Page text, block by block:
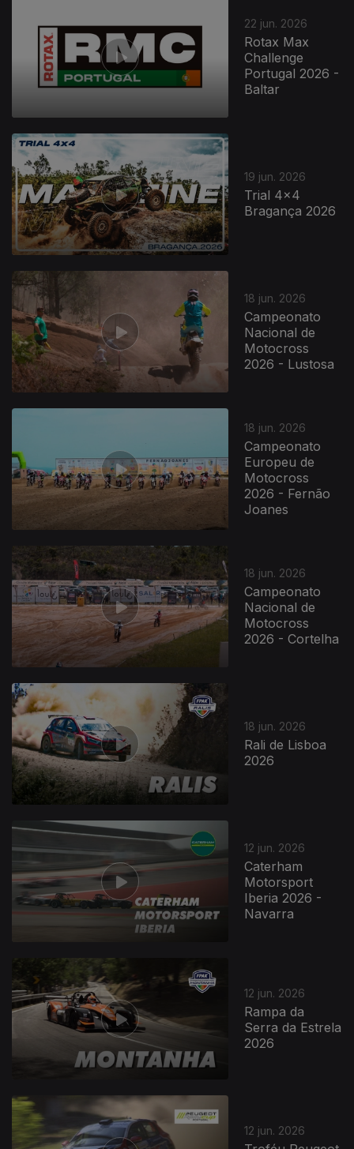
22 jun. 2026
Rotax Max
Challenge
Portugal 2026 -
Baltar
19 jun. 2026
Trial 4x4
Bragança 2026
18 jun. 2026
Campeonato
Nacional de
Motocross
2026 - Lustosa
18 jun. 2026
Campeonato
Europeu de
Motocross
2026 - Fernão
Joanes
18 jun. 2026
Campeonato
Nacional de
Motocross
2026 - Cortelha
18 jun. 2026
Rali de Lisboa
2026
12 jun. 2026
Caterham
Motorsport
Iberia 2026 -
Navarra
12 jun. 2026
Rampa da
Serra da Estrela
2026
12 jun. 2026
935893